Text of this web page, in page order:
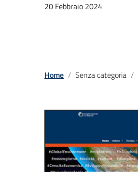
20 Febbraio 2024
Home Senza categoria